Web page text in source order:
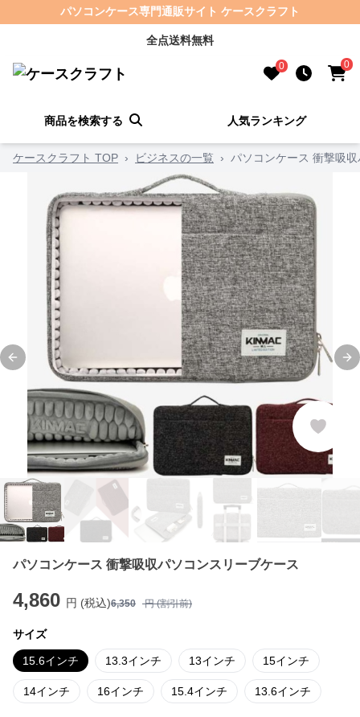
パソコンケース専門通販サイト ケースクラフト
全点送料無料
0 0
商品を検索する 人気ランキング
ケースクラフト TOP › ビジネスの一覧 › パソコンケース 衝撃吸
Previous slide
パソコンケース 衝撃吸収パソコンスリーブケース
4,860 円 (税込)6,350 円 (割引前)
サイズ
15.6インチ 13.3インチ 13インチ 15インチ
14インチ 16インチ 15.4インチ 13.6インチ